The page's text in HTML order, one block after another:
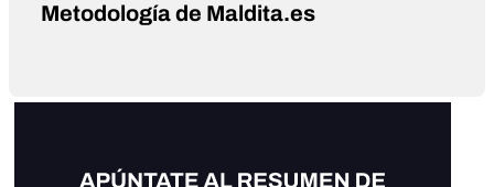
Metodología de Maldita.es